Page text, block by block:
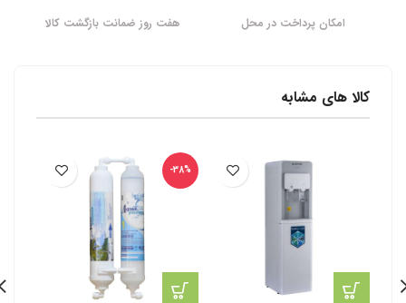
امکان پرداخت در محل
هفت روز ضمانت بازگشت کالا
کالا های مشابه
-38%